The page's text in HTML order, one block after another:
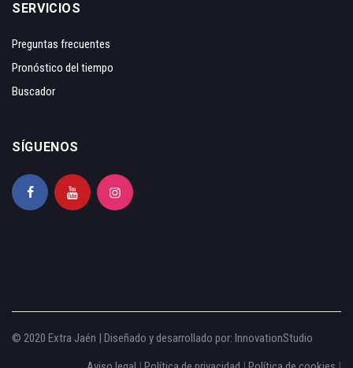
SERVICIOS
Preguntas frecuentes
Pronóstico del tiempo
Buscador
SÍGUENOS
© 2020 Extra Jaén | Diseñado y desarrollado por: InnovationStudio